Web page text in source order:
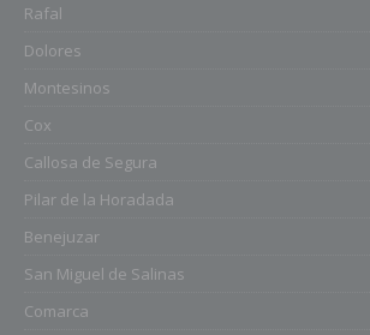
Rafal
Dolores
Montesinos
Cox
Callosa de Segura
Pilar de la Horadada
Benejuzar
San Miguel de Salinas
Comarca